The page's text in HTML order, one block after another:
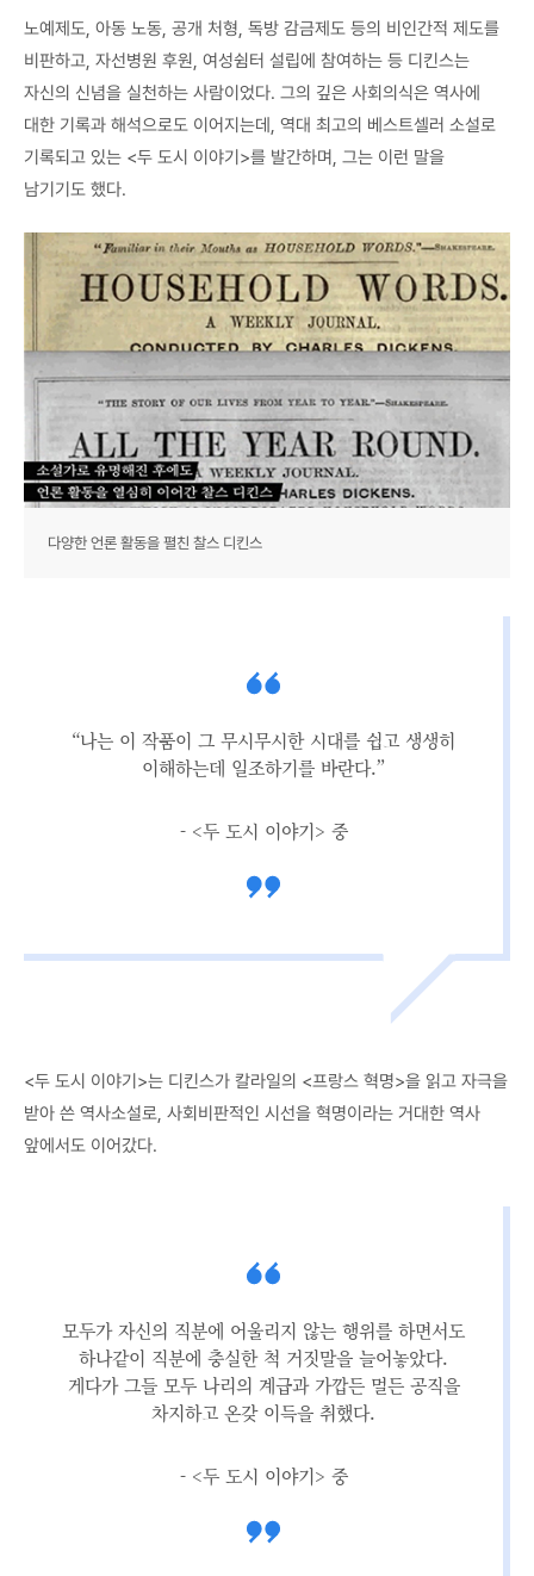
노예제도, 아동 노동, 공개 처형, 독방 감금제도 등의 비인간적 제도를
비판하고, 자선병원 후원, 여성쉼터 설립에 참여하는 등 디킨스는
자신의 신념을 실천하는 사람이었다. 그의 깊은 사회의식은 역사에
대한 기록과 해석으로도 이어지는데, 역대 최고의 베스트셀러 소설로
기록되고 있는 <두 도시 이야기>를 발간하며, 그는 이런 말을
남기기도 했다.
다양한 언론 활동을 펼친 찰스 디킨스
“나는 이 작품이 그 무시무시한 시대를 쉽고 생생히
이해하는데 일조하기를 바란다.”
- <두 도시 이야기> 중
<두 도시 이야기>는 디킨스가 칼라일의 <프랑스 혁명>을 읽고 자극을
받아 쓴 역사소설로, 사회비판적인 시선을 혁명이라는 거대한 역사
앞에서도 이어갔다.
모두가 자신의 직분에 어울리지 않는 행위를 하면서도
하나같이 직분에 충실한 척 거짓말을 늘어놓았다.
게다가 그들 모두 나리의 계급과 가깝든 멀든 공직을
차지하고 온갖 이득을 취했다.
- <두 도시 이야기> 중